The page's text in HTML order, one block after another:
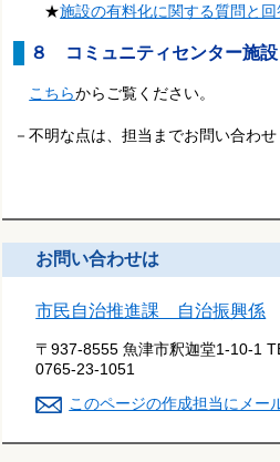
★施設の有料化に関する質問と回
８ コミュニティセンター施
こちらからご覧ください。
－不明な点は、担当までお問い合わせ
お問い合わせは
市民自治推進課 自治振興係
〒937-8555 魚津市釈迦堂1-10-1
0765-23-1051
このページの作成担当にメー